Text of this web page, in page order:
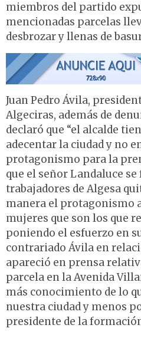
miembros del partido
mencionadas parcelas
desbrozar y llenas de
Juan Pedro Ávila,
Algeciras, además de
declaró que “el alcalde
adecentar la ciudad y no
protagonismo para la
que el señor Landaluce
trabajadores de Algesa
manera el protagonismo
mujeres que son los que
poniendo el esfuerzo en
contrariado Ávila en
apareció en prensa
parcela en la Avenida
más conocimiento de lo
nuestra ciudad y menos
presidente de la